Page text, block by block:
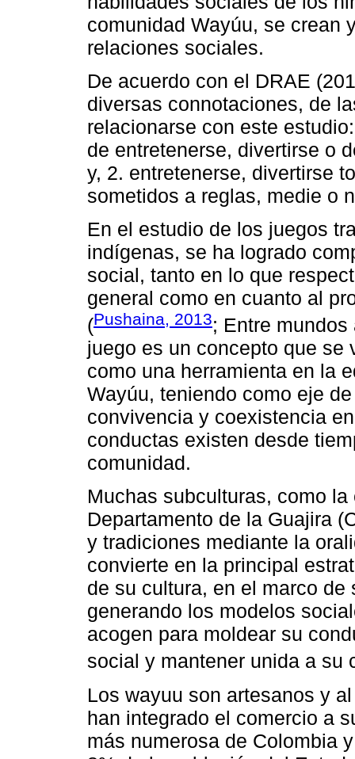
comunidad Wayúu, se crean
relaciones sociales.
De acuerdo con el DRAE
diversas connotaciones, de
relacionarse con este
de entretenerse, divertirse o
y, 2. entretenerse, divertirse
sometidos a reglas, medie o
En el estudio de los juegos
indígenas, se ha logrado
social, tanto en lo que
general como en cuanto al
(Pushaina, 2013; Entre
juego es un concepto que se
como una herramienta en la
Wayúu, teniendo como eje
convivencia y coexistencia
conductas existen desde
comunidad.
Muchas subculturas, como
Departamento de la Guajira
y tradiciones mediante la
convierte en la principal
de su cultura, en el marco
generando los modelos
acogen para moldear su
social y mantener unida a su
Los wayuu son artesanos y
han integrado el comercio a
más numerosa de Colombia